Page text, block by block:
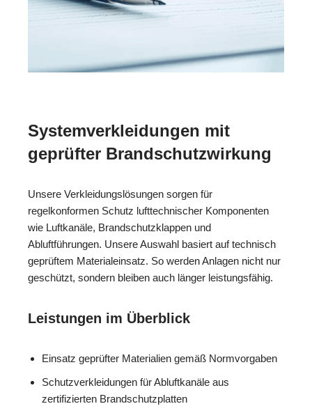
Systemverkleidungen mit
geprüfter Brandschutzwirkung
Unsere Verkleidungslösungen sorgen für
regelkonformen Schutz lufttechnischer Komponenten
wie Luftkanäle, Brandschutzklappen und
Abluftführungen. Unsere Auswahl basiert auf technisch
geprüftem Materialeinsatz. So werden Anlagen nicht nur
geschützt, sondern bleiben auch länger leistungsfähig.
Leistungen im Überblick
Einsatz geprüfter Materialien gemäß Normvorgaben
Schutzverkleidungen für Abluftkanäle aus
zertifizierten Brandschutzplatten